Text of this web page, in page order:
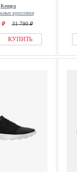
Kempa
кроссовки
₽ 31 790 ₽
КУПИТЬ